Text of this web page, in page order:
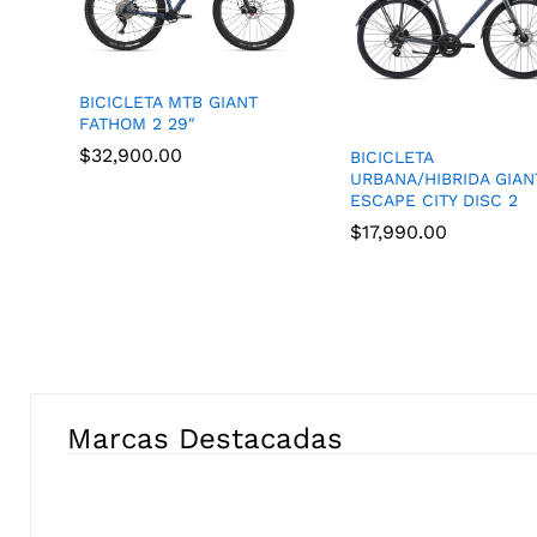
BICICLETA MTB GIANT
FATHOM 2 29″
$32,900.00
BICICLETA
URBANA/HIBRIDA
ESCAPE CITY DISC 2
$17,990.00
Marcas Destacadas